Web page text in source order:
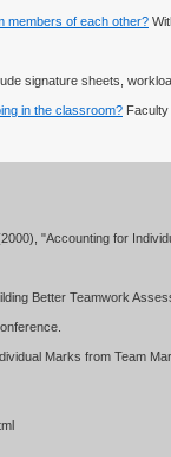
members of each other?
signature sheets,
in the classroom?
"Accounting for
Better Teamwork
Marks from Team